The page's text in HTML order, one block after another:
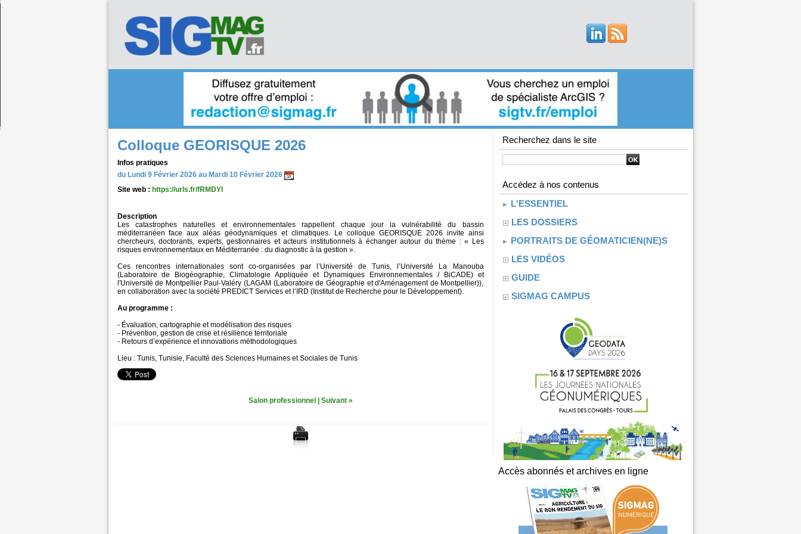
Colloque GEORISQUE 2026
Infos pratiques
du Lundi 9 Février 2026 au Mardi 10 Février 2026
Site web : https://urls.fr/fRMDYI
Description
Les catastrophes naturelles et environnementales rappellent chaque jour la vulnérabilité du bassin
méditerranéen face aux aléas géodynamiques et climatiques. Le colloque GEORISQUE 2026 invite ainsi
chercheurs, doctorants, experts, gestionnaires et acteurs institutionnels à échanger autour du thème : « Les
risques environnementaux en Méditerranée : du diagnostic à la gestion ».
Ces rencontres internationales sont co-organisées par l’Université de Tunis, l’Université La Manouba
(Laboratoire de Biogéographie, Climatologie Appliquée et Dynamiques Environnementales / BiCADE) et
l'Université de Montpellier Paul-Valéry (LAGAM (Laboratoire de Géographie et d'Aménagement de Montpellier)),
en collaboration avec la société PREDICT Services et l’IRD (Institut de Recherche pour le Développement).
Au programme :
- Évaluation, cartographie et modélisation des risques
- Prévention, gestion de crise et résilience territoriale
- Retours d’expérience et innovations méthodologiques
Lieu : Tunis, Tunisie, Faculté des Sciences Humaines et Sociales de Tunis
Salon professionnel Suivant »
Recherchez dans le site
Accédez à nos contenus
L'ESSENTIEL
LES DOSSIERS
PORTRAITS DE GÉOMATICIEN(NE)S
LES VIDÉOS
GUIDE
SIGMAG CAMPUS
Accès abonnés et archives en ligne